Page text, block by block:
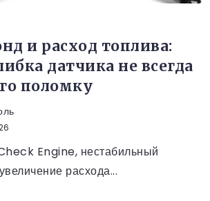
и расход топлива:
датчика не всегда
поломку
Engine, нестабильный
расхода...